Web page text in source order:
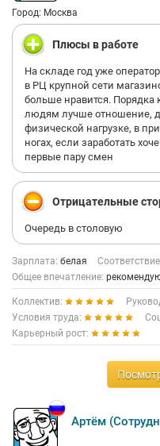
Город: Москва
Плюсы в работе
На складе год уже
в РЦ крупной сети
больше нравится. Порядка
людям лучше отношение,
физической нагрузке, в
ногах, если заработать
первые пару смен
Отрицательные
Очередь в столовую
Зарплата: белая
Общее впечатление:
Коллектив:
Условия труда:
Карьерный рост:
Артём